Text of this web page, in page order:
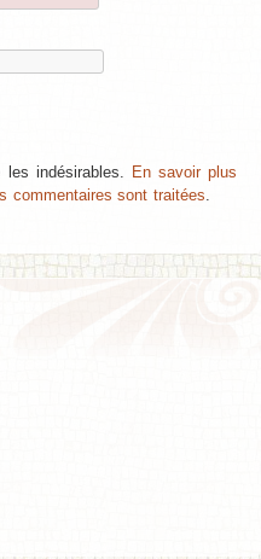
indésirables.
En savoir plus
commentaires sont traitées